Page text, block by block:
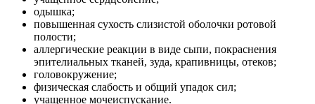
одышка;
повышенная сухость слизистой оболочки ротовой
полости;
аллергические реакции в виде сыпи, покраснения
эпителиальных тканей, зуда, крапивницы, отеков;
головокружение;
физическая слабость и общий упадок сил;
учащенное мочеиспускание.